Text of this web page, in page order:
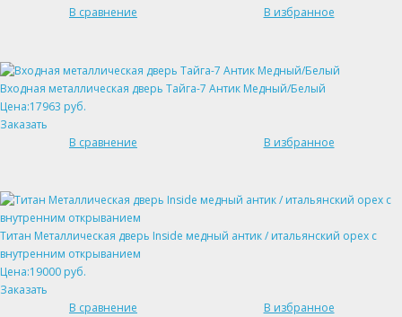
В сравнение
В избранное
Входная металлическая дверь Тайга-7 Антик Медный/Белый
Цена:17963 руб.
Заказать
В сравнение
В избранное
Титан Металлическая дверь Inside медный антик / итальянский орех с
внутренним открыванием
Цена:19000 руб.
Заказать
В сравнение
В избранное